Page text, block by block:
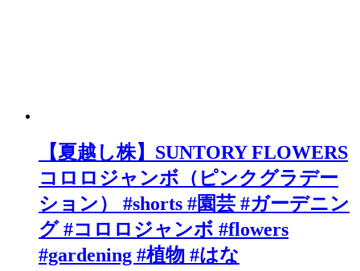
【夏越し株】SUNTORY FLOWERS
コロロジャンボ（ピンクグラデー
ション） #shorts #園芸 #ガーデニン
グ #コロロジャンボ #flowers
#gardening #植物 #はな